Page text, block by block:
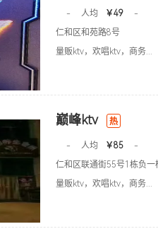
- 人均 ￥49
-
仁和区和苑路8号
量贩ktv，欢唱ktv，商务...
巅峰ktv 热
- 人均 ￥85
-
仁和区联通街55号1栋负一
量贩ktv，欢唱ktv，商务...